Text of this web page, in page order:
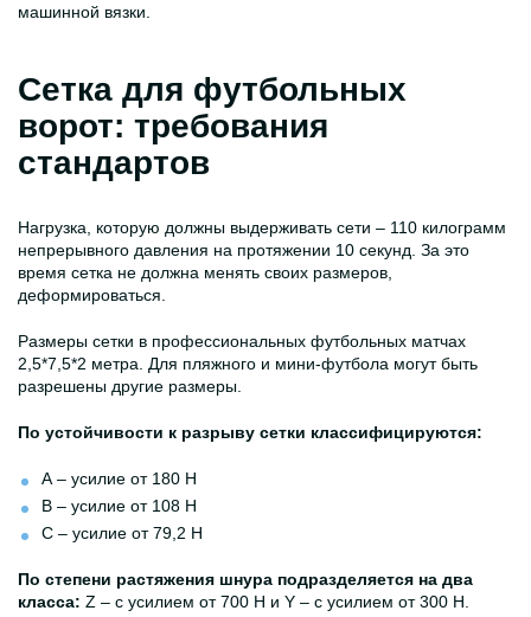
машинной вязки.
Сетка для футбольных
ворот: требования
стандартов
Нагрузка, которую должны выдерживать сети – 110 килограмм
непрерывного давления на протяжении 10 секунд. За это
время сетка не должна менять своих размеров,
деформироваться.
Размеры сетки в профессиональных футбольных матчах
2,5*7,5*2 метра. Для пляжного и мини-футбола могут быть
разрешены другие размеры.
По устойчивости к разрыву сетки классифицируются:
А – усилие от 180 Н
В – усилие от 108 Н
С – усилие от 79,2 Н
По степени растяжения шнура подразделяется на два
класса: Z – с усилием от 700 Н и Y – с усилием от 300 Н.